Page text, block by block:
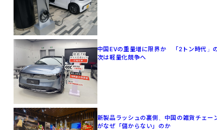
中国EVの重量増に限界か 「2トン時代」
次は軽量化競争へ
新製品ラッシュの裏側、中国の雑貨チェー
がなぜ「儲からない」のか